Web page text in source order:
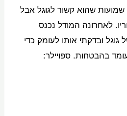
שמועות שהוא קשור לגוגל אבל
לאחרונה המודל נכנס
ובדקתי אותו לעומק כדי
בהבטחות. ספויילר: